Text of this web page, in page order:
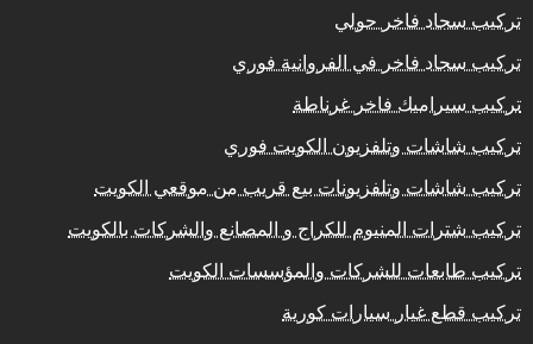
تركيب سجاد فاخر حولي
تركيب سجاد فاخر في الفروانية فوري
تركيب سيراميك فاخر غرناطة
تركيب شاشات وتلفزيون الكويت فوري
تركيب شاشات وتلفزيونات بيع قريب من موقعي الكويت
تركيب شترات المنيوم للكراج و المصانع والشركات بالكويت
تركيب طابعات للشركات والمؤسسات الكويت
تركيب قطع غيار سيارات كورية